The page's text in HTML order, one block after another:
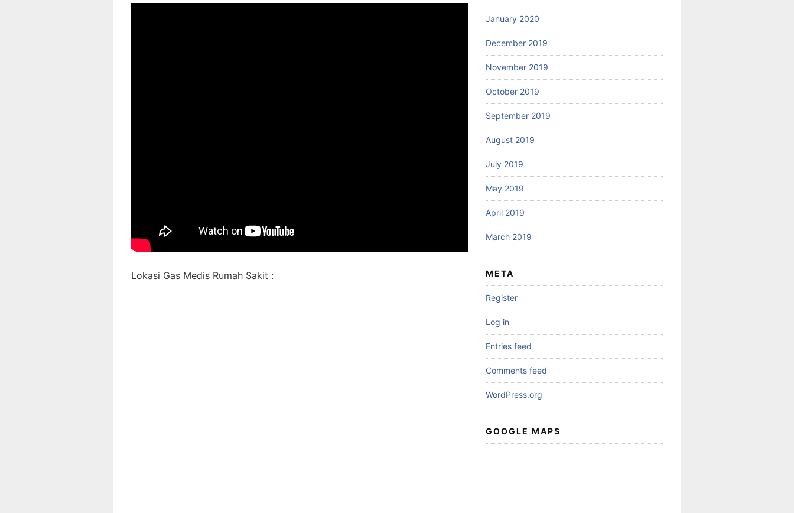
Lokasi Gas Medis Rumah Sakit :
January 2020
December 2019
November 2019
October 2019
September 2019
August 2019
July 2019
May 2019
April 2019
March 2019
META
Register
Log in
Entries feed
Comments feed
WordPress.org
GOOGLE MAPS